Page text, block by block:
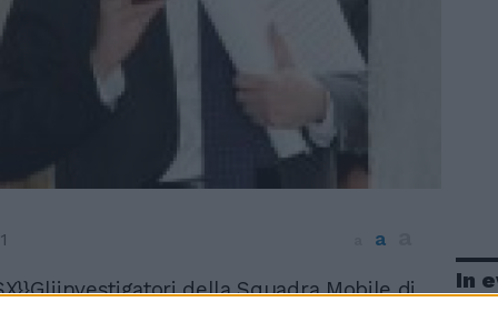
a
della Squadra Mobile di
In